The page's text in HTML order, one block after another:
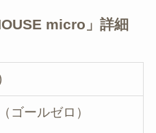
micro」詳細
ゴールゼロ）